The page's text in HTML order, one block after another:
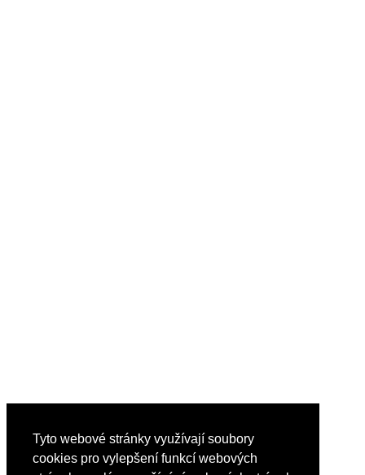
Tyto webové stránky využívají soubory
cookies pro vylepšení funkcí webových